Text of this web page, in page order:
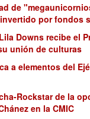
de
por fondos
Downs recibe el
unión de culturas
a elementos del
Rockstar de la
en la CMIC